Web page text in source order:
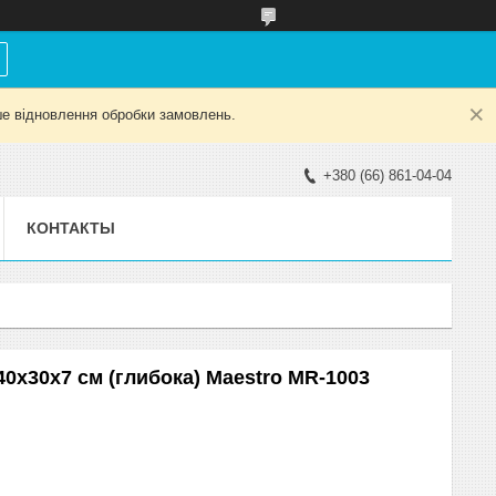
обробки замовлень.
+380 (66) 861-04-04
КОНТАКТЫ
см (глибока) Maestro MR-1003